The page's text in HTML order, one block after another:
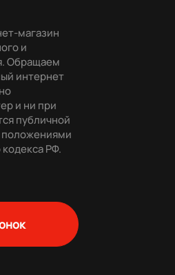
магазин
и
Обращаем
интернет
и ни при
публичной
кодекса РФ.